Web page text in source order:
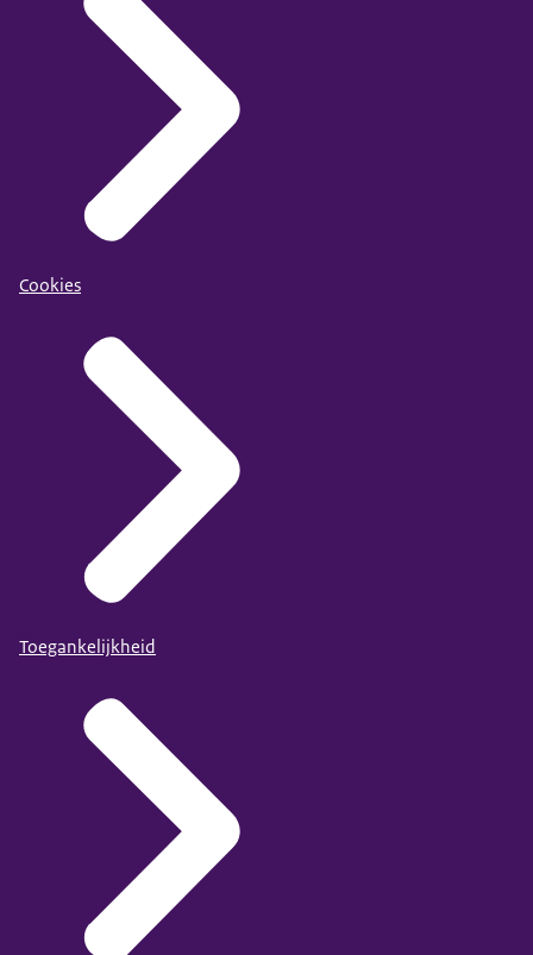
Cookies
Toegankelijkheid